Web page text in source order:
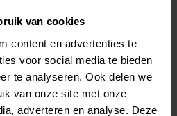
van cookies
content en advertenties te
voor social media te bieden
te analyseren. Ook delen we
van onze site met onze
adverteren en analyse. Deze